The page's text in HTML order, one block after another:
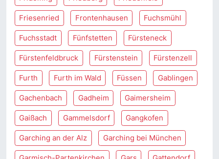
Friesenried Frontenhausen Fuchsmühl
Fuchsstadt Fünfstetten Fürsteneck
Fürstenfeldbruck Fürstenstein Fürstenzell
Furth Furth im Wald Füssen Gablingen
Gachenbach Gadheim Gaimersheim
Gaißach Gammelsdorf Gangkofen
Garching an der Alz Garching bei München